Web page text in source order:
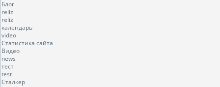
Блог
reliz
reliz
календарь
video
Статистика сайта
Видео
news
тест
test
Сталкер